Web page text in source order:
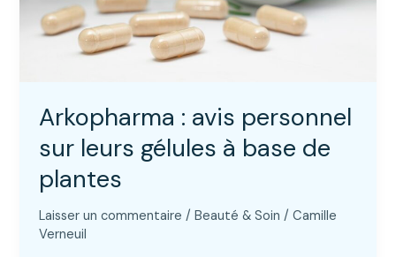
Arkopharma : avis personnel
sur leurs gélules à base de
plantes
Laisser un commentaire /Beauté & Soin /Camille
Verneuil